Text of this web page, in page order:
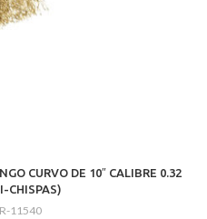
CURVO DE 10″ CALIBRE 0.32
CHISPAS)
11540